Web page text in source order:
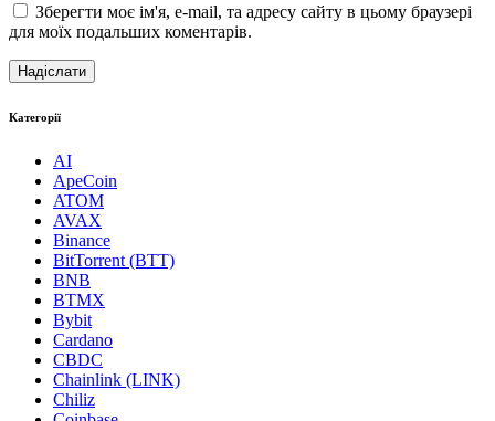
Зберегти моє ім'я, e-mail, та адресу сайту в цьому браузері
для моїх подальших коментарів.
Категорії
AI
ApeCoin
ATOM
AVAX
Binance
BitTorrent (BTT)
BNB
BTMX
Bybit
Cardano
CBDC
Chainlink (LINK)
Chiliz